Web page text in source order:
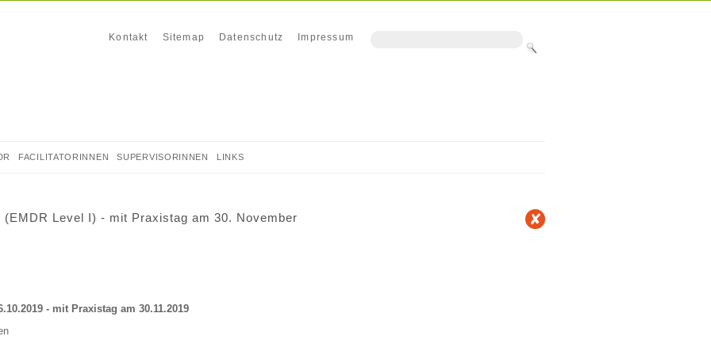
überspringen
Kontakt Sitemap Datenschutz Impressum
FACILITATORINNEN SUPERVISORINNEN LINKS
Level I) - mit Praxistag am 30. November
- mit Praxistag am 30.11.2019